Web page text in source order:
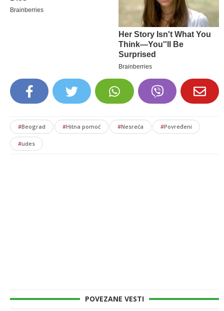
#Beograd #Hitna pomoć #Nesreća #Povređeni
#udes
POVEZANE VESTI